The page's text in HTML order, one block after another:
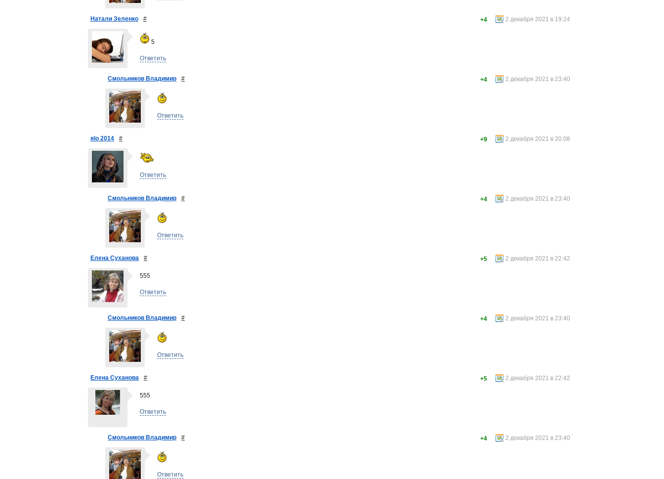
Натали Зеленко # 2 декабря 2021 в 19:24
+4
5
Ответить
Смольников Владимир # 2 декабря 2021 в 23:40
+4
Ответить
яlo 2014 # 2 декабря 2021 в 20:08
+9
Ответить
Смольников Владимир # 2 декабря 2021 в 23:40
+4
Ответить
Елена Суханова # 2 декабря 2021 в 22:42
+5
555
Ответить
Смольников Владимир # 2 декабря 2021 в 23:40
+4
Ответить
Елена Суханова # 2 декабря 2021 в 22:42
+5
555
Ответить
Смольников Владимир # 2 декабря 2021 в 23:40
+4
Ответить